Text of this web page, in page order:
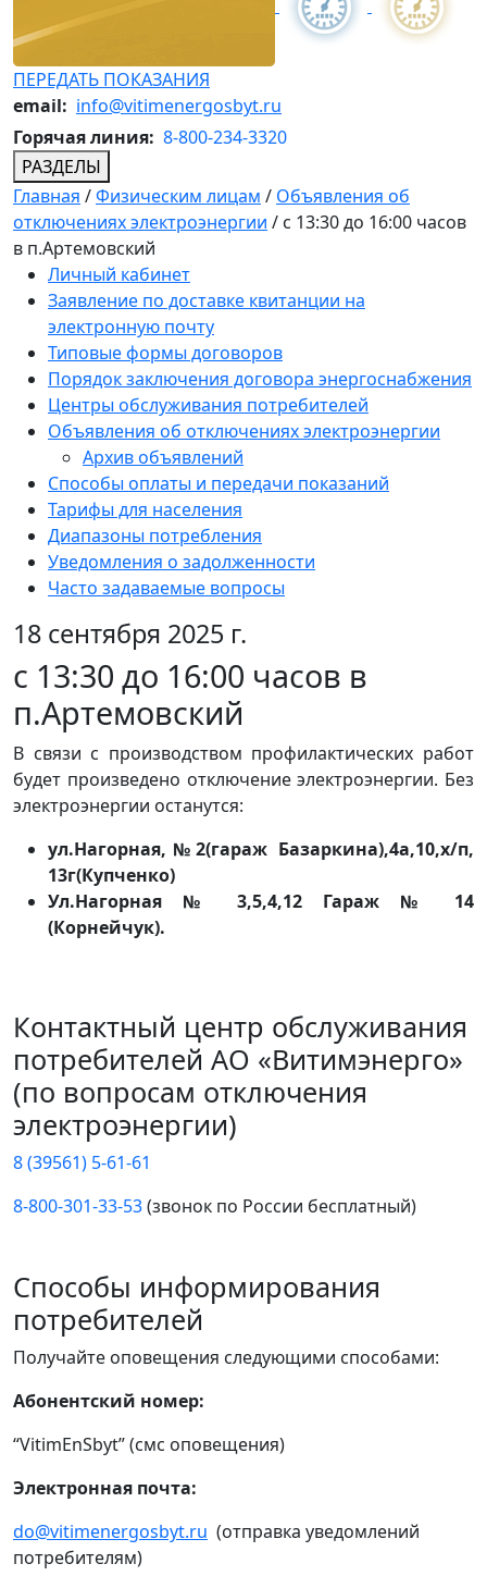
ПЕРЕДАТЬ ПОКАЗАНИЯ
email: info@vitimenergosbyt.ru
Горячая линия: 8-800-234-3320
РАЗДЕЛЫ
Главная /Физическим лицам / Объявления об
отключениях электроэнергии / с 13:30 до 16:00 часов
в п.Артемовский
Личный кабинет
Заявление по доставке квитанции на
электронную почту
Типовые формы договоров
Порядок заключения договора энергоснабжения
Центры обслуживания потребителей
Объявления об отключениях электроэнергии
Архив объявлений
Способы оплаты и передачи показаний
Тарифы для населения
Диапазоны потребления
Уведомления о задолженности
Часто задаваемые вопросы
18 сентября 2025 г.
с 13:30 до 16:00 часов в
п.Артемовский
В связи с производством профилактических работ
будет произведено отключение электроэнергии. Без
электроэнергии останутся:
ул.Нагорная,№2(гараж Базаркина),4а,10,х/п,
13г(Купченко)
Ул.Нагорная № 3,5,4,12 Гараж № 14
(Корнейчук).
Контактный центр обслуживания
потребителей АО «Витимэнерго»
(по вопросам отключения
электроэнергии)
8 (39561) 5-61-61
8-800-301-33-53(звонок по России бесплатный)
Способы информирования
потребителей
Получайте оповещения следующими способами:
Абонентский номер:
“VitimEnSbyt” (смс оповещения)
Электронная почта:
do@vitimenergosbyt.ru (отправка уведомлений
потребителям)